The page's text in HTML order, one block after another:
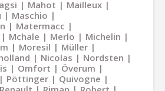
Mahot
Mailleux
Maschio
Matermacc
Mchale Merlo
Michelin
Moresil
Müller
Nicolas
Nordsten
Omfort
Överum
Pöttinger
Quivogne